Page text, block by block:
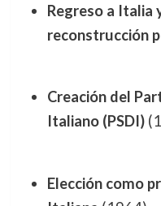
Regreso a Italia
reconstrucción
Creación del
Italiano (PSDI)
Elección como